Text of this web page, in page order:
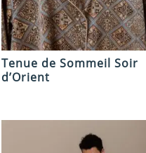
Tenue de Sommeil Soir
d’Orient